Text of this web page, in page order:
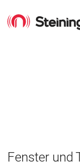
Fenster und